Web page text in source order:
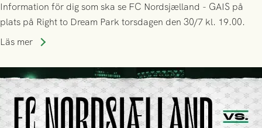
Information för dig som ska se FC Nordsjælland - GAIS på
plats på Right to Dream Park torsdagen den 30/7 kl. 19.00.
Läs mer